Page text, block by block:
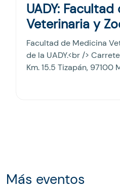
UADY:
Veterinaria y
Facultad de Medicina
de la UADY.<br />
Km. 15.5 Tizapán, 97100
Más eventos